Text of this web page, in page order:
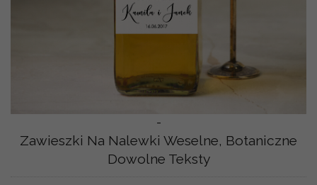
-
Zawieszki Na Nalewki Weselne, Botaniczne
Dowolne Teksty